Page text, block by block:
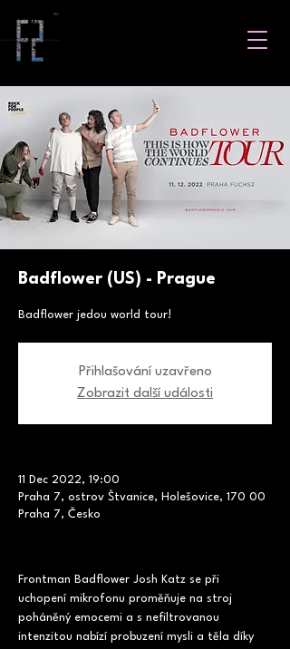
Badflower (US) - Prague
Badflower jedou world tour!
Přihlašování uzavřeno
Zobrazit další události
11 Dec 2022, 19:00
Praha 7, ostrov Štvanice, Holešovice, 170 00
Praha 7, Česko
Frontman Badflower Josh Katz se při
uchopení mikrofonu proměňuje na stroj
poháněný emocemi a s nefiltrovanou
intenzitou nabízí probuzení mysli a těla díky